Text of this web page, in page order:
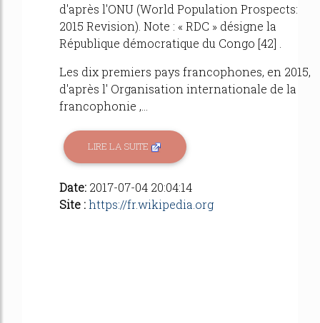
d'après l'ONU (World Population Prospects:
2015 Revision). Note : « RDC » désigne la
République démocratique du Congo [42] .
Les dix premiers pays francophones, en 2015,
d'après l' Organisation internationale de la
francophonie ,...
LIRE LA SUITE
Date: 2017-07-04 20:04:14
Site :https://fr.wikipedia.org